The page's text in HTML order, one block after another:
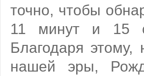
точно, чтобы
11 минут и 15
Благодаря этому,
нашей эры,